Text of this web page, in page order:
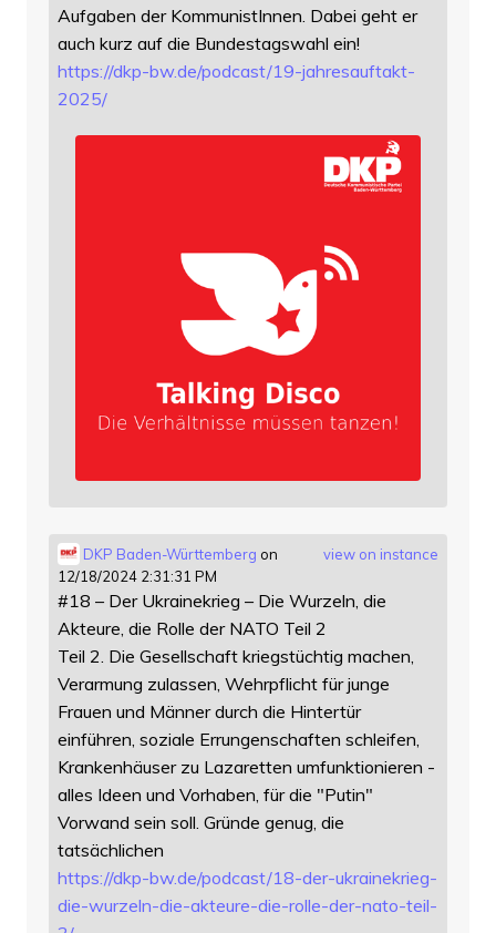
Aufgaben der KommunistInnen. Dabei geht er
auch kurz auf die Bundestagswahl ein!
https://dkp-bw.de/podcast/19-jahresauftakt-
2025/
view on instance
DKP Baden-Württemberg on
12/18/2024 2:31:31 PM
#18 – Der Ukrainekrieg – Die Wurzeln, die
Akteure, die Rolle der NATO Teil 2
Teil 2. Die Gesellschaft kriegstüchtig machen,
Verarmung zulassen, Wehrpflicht für junge
Frauen und Männer durch die Hintertür
einführen, soziale Errungenschaften schleifen,
Krankenhäuser zu Lazaretten umfunktionieren -
alles Ideen und Vorhaben, für die "Putin"
Vorwand sein soll. Gründe genug, die
tatsächlichen
https://dkp-bw.de/podcast/18-der-ukrainekrieg-
die-wurzeln-die-akteure-die-rolle-der-nato-teil-